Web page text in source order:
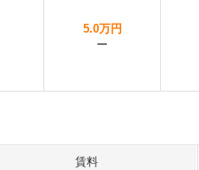
5.0万円
ー
賃料